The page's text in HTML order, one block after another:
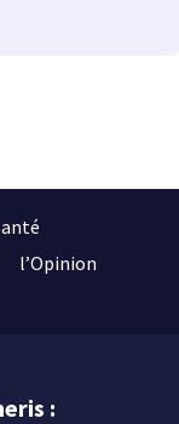
l’Opinion
: